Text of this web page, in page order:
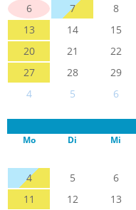
6
7 8
13
14 15
20
21 22
27
28 29
4
5 6
Mo Di Mi
4
5 6
11
12 13